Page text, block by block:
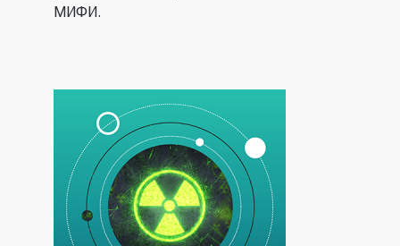
МИФИ.